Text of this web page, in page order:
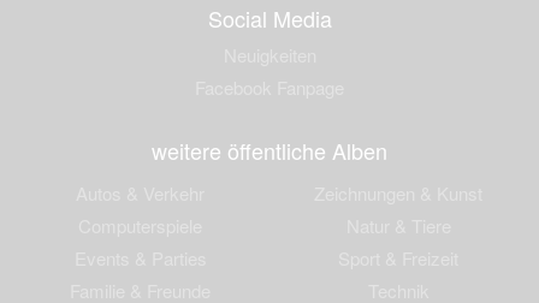
Social Media
weitere öffentliche Alben